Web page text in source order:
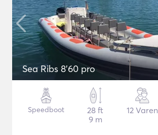
Sea Ribs 8'60 pro
Speedboot
28 ft
9 m
12 Varen